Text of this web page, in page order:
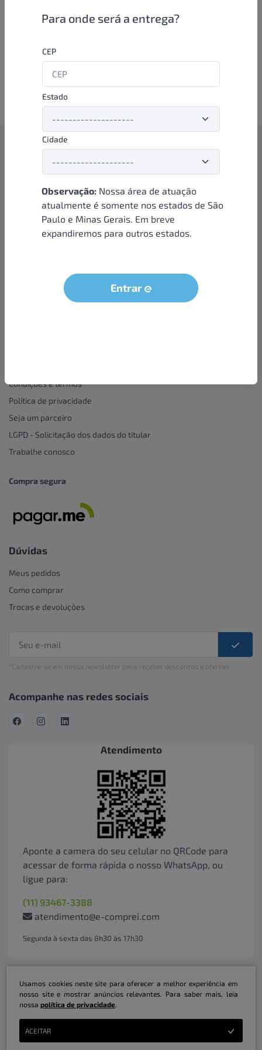
Para onde será a entrega?
CEP
Estado
Cidade
Observação: Nossa área de atuação
atualmente é somente nos estados de São
Paulo e Minas Gerais. Em breve
expandiremos para outros estados.
Entrar
aproveitar as promoções e ofertas direto das indústrias de
beleza e higiene em nossa plataforma. E o melhor: você continua
comprando de seus distribuidores parceiros e encontra novos
distribuidores para comprar cada vez com mais praticidade e
Formas de pagamento
Condições e termos
Política de privacidade
Seja um parceiro
LGPD - Solicitação dos dados do titular
Trabalhe conosco
Compra segura
Dúvidas
Meus pedidos
Como comprar
Trocas e devoluções
*Cadastre-se em nossa newsletter para receber descontos e ofertas.
Acompanhe nas redes sociais
Atendimento
Aponte a camera do seu celular no QRCode para
acessar de forma rápida o nosso WhatsApp, ou
ligue para:
(11) 93467-3388
atendimento@e-comprei.com
Segunda à sexta das 8h30 às 17h30
Marketplace B2B Serviços Inteligentes Ltda | CNPJ: 31.415.786/0001-31 | ©
Usamos cookies neste site para oferecer a melhor experiência em
nosso site e mostrar anúncios relevantes. Para saber mais, leia
nossapolítica de privacidade.
ACEITAR